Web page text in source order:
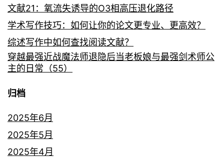
文献21：氧流失诱导的O3相高压退化路径
学术写作技巧：如何让你的论文更专业、更高效？
综述写作中如何查找阅读文献？
穿越最强近战魔法师退隐后当老板娘与最强剑术师公
主的日常（55）
归档
2025年6月
2025年5月
2025年4月